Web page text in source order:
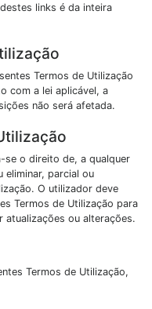
links é da inteira
Termos de Utilização
com a lei aplicável, a
não será afetada.
se o direito de, a qualquer
eliminar, parcial ou
O utilizador deve
Termos de Utilização para
atualizações ou alterações.
Termos de Utilização,